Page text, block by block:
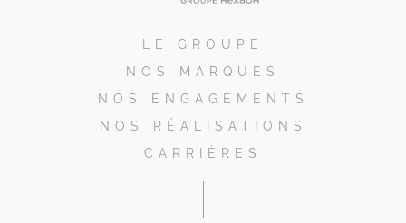
LE GROUPE
NOS MARQUES
NOS ENGAGEMENTS
NOS RÉALISATIONS
CARRIÈRES